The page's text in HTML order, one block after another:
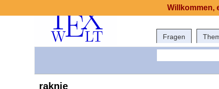
Fragen
raknie
Willkommen,